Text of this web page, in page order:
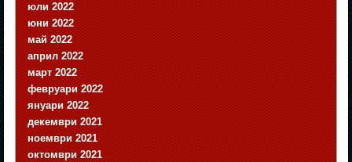
юли 2022
юни 2022
май 2022
април 2022
март 2022
февруари 2022
януари 2022
декември 2021
ноември 2021
октомври 2021